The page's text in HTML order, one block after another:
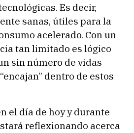
Es decir,
sanas, útiles para la
acelerado. Con un
tan limitado es lógico
sin número de vidas
dentro de estos
el día de hoy y durante
reflexionando acerca